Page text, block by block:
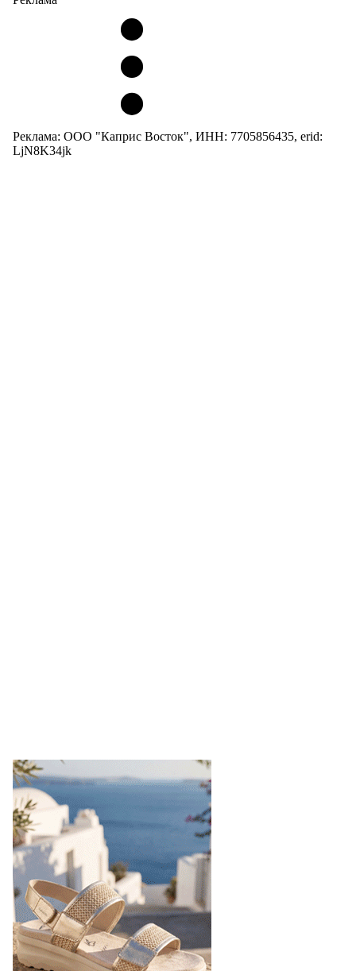
Реклама: ООО "Каприс Восток", ИНН: 7705856435, erid:
LjN8K34jk